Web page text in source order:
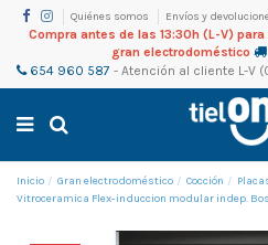
Quiénes somos Envíos y
Compra antes de las 13:30h (L-V)
gran electrodoméstico
654 960 587 - Atención al cliente L-V
Inicio Gran electrodoméstico Cocción
Vitroceramica Flex-induccion modular indep.